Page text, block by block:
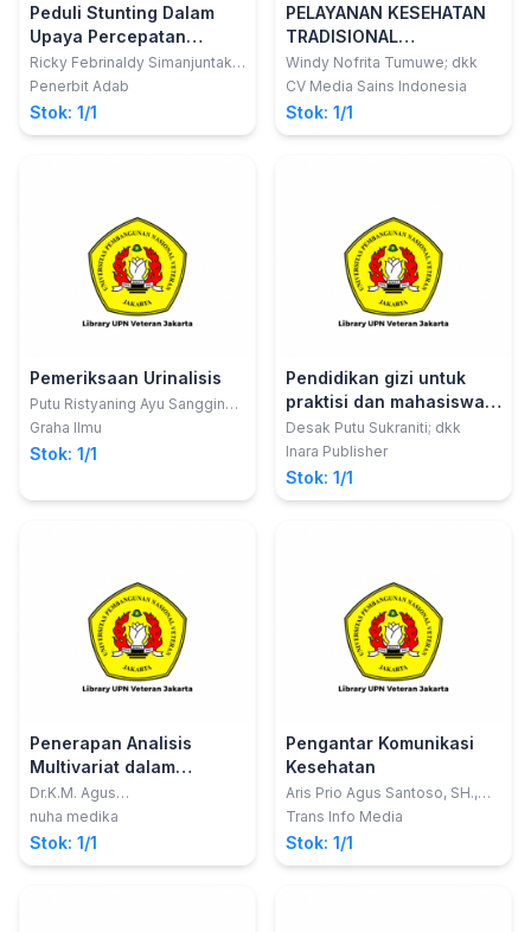
Peduli Stunting Dalam
Upaya Percepatan
Penurunan Stunting
Ricky Febrinaldy Simanjuntak;
dkk
Penerbit Adab
Stok: 1/1
PELAYANAN KESEHATAN
TRADISIONAL
KOMPLEMENTER
Windy Nofrita Tumuwe; dkk
CV Media Sains Indonesia
Stok: 1/1
Pemeriksaan Urinalisis
Putu Ristyaning Ayu Sangging;
Nisa Karimah
Graha Ilmu
Stok: 1/1
Pendidikan gizi untuk
praktisi dan mahasiswa
kesehatan
Desak Putu Sukraniti; dkk
Inara Publisher
Stok: 1/1
Penerapan Analisis
Multivariat dalam
Penelitian Kesehatan
Dr.K.M. Agus
Riyanto,SKM.,M.Kes
nuha medika
Stok: 1/1
Pengantar Komunikasi
Kesehatan
Aris Prio Agus Santoso, SH.,
MH.Kes.; Tatiana Siska
Trans Info Media
Stok: 1/1